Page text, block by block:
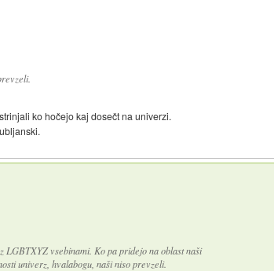
ko hočejo kaj dosečt na univerzi.
LGBTXYZ vsebinami. Ko pa pridejo na oblast naši
univerz, hvalabogu, naši niso prevzeli.